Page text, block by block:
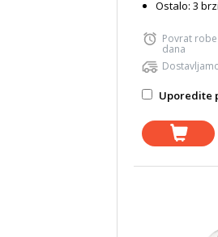
Ostalo: 3
Povrat
dana
Uporedite